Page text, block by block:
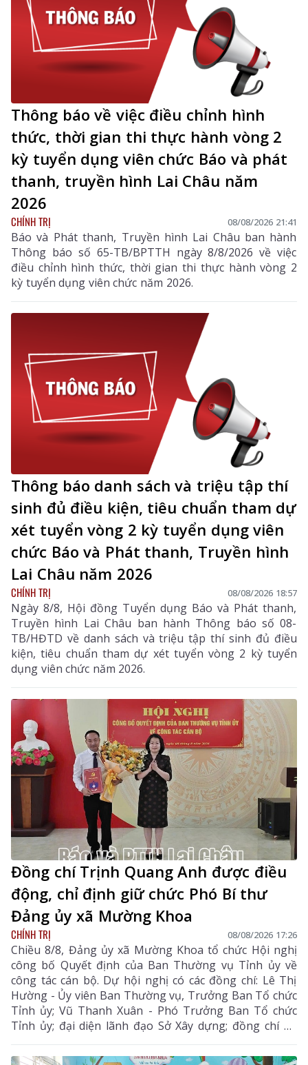
Thông báo về việc điều chỉnh hình
thức, thời gian thi thực hành vòng 2
kỳ tuyển dụng viên chức Báo và phát
thanh, truyền hình Lai Châu năm
2026
CHÍNH TRỊ 08/08/2026 21:41
Báo và Phát thanh, Truyền hình Lai Châu ban hành
Thông báo số 65-TB/BPTTH ngày 8/8/2026 về việc
điều chỉnh hình thức, thời gian thi thực hành vòng 2
kỳ tuyển dụng viên chức năm 2026.
Thông báo danh sách và triệu tập thí
sinh đủ điều kiện, tiêu chuẩn tham dự
xét tuyển vòng 2 kỳ tuyển dụng viên
chức Báo và Phát thanh, Truyền hình
Lai Châu năm 2026
CHÍNH TRỊ 08/08/2026 18:57
Ngày 8/8, Hội đồng Tuyển dụng Báo và Phát thanh,
Truyền hình Lai Châu ban hành Thông báo số 08-
TB/HĐTD về danh sách và triệu tập thí sinh đủ điều
kiện, tiêu chuẩn tham dự xét tuyển vòng 2 kỳ tuyển
dụng viên chức năm 2026.
Đồng chí Trịnh Quang Anh được điều
động, chỉ định giữ chức Phó Bí thư
Đảng ủy xã Mường Khoa
CHÍNH TRỊ 08/08/2026 17:26
Chiều 8/8, Đảng ủy xã Mường Khoa tổ chức Hội nghị
công bố Quyết định của Ban Thường vụ Tỉnh ủy về
công tác cán bộ. Dự hội nghị có các đồng chí: Lê Thị
Hường - Ủy viên Ban Thường vụ, Trưởng Ban Tổ chức
Tỉnh ủy; Vũ Thanh Xuân - Phó Trưởng Ban Tổ chức
Tỉnh ủy; đại diện lãnh đạo Sở Xây dựng; đồng chí Lò
Văn Biên - Bí thư Đảng ủy, Chủ tịch HĐND xã Mường
Khoa.